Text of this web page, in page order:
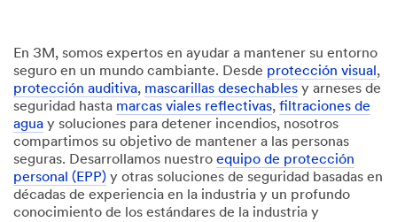
En 3M, somos expertos en ayudar a mantener su entorno
seguro en un mundo cambiante. Desde protección visual ,
protección auditiva, mascarillas desechables y arneses de
seguridad hasta marcas viales reflectivas, filtraciones de
agua y soluciones para detener incendios, nosotros
compartimos su objetivo de mantener a las personas
seguras. Desarrollamos nuestro equipo de protección
personal (EPP) y otras soluciones de seguridad basadas en
décadas de experiencia en la industria y un profundo
conocimiento de los estándares de la industria y